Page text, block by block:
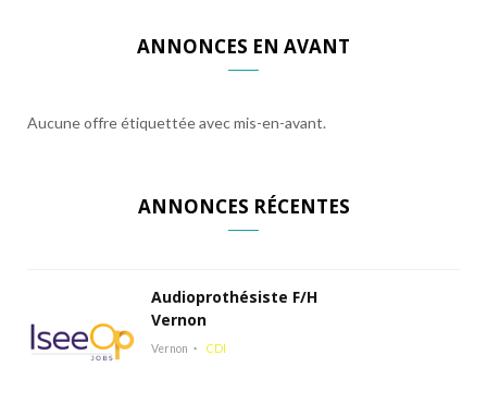
ANNONCES EN AVANT
Aucune offre étiquettée avec mis-en-avant.
ANNONCES RÉCENTES
Audioprothésiste F/H
Vernon
Vernon CDI